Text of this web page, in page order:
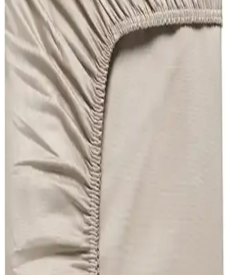
Şanlı markasına ait, 100×200 cm ölçülü Kakao Kahverengi penye
lastikli çarşaf yatağı tamamen sarar ve kaymayı engeller. Nefes
alabilir kumaş, dayanıklı dikişler ve konforlu yüzey; bakım: 30°C
yıkama, düşük ısılarda ütü, kurutma makinesinde kurutma.
Tulip vs Valezium Tek Kişilik Nevresim Takımları:
Konfor ve Dayanıklılık
Bu karşılaştırma, My Story Mystory Tulip ile Valezium desenli tek
kişilik nevresim takımları arasındaki farkları boyutlar, lastikli çarşaf
yapısı, kumaş dokusu ve bakım talimatları üzerinden inceler; konfor
ve dayanıklılık odaklı sonuçlar sunar.
Şanlı Battal Boy Penye Lastikli Çarşaf 180×200 cm
Kahverengi – Tek Parça Kaplama
Şanlı Battal Boy Penye Lastikli Çarşaf, 180×200 cm, kahverengi
tonunda tek parça kaplama sağlar. Esnek kenarları yatağı sarar, nefes
alabilir penye dokusu konfor sunar. Uygun bakım ile uzun süre
dayanıklılık ve düzenli görünüm sağlar.
Ely Parker Lastikli Çarşaf Takımı: Dayanıklı ve
Estetik Yatak Çarşafı Seçenekleri
Yüksek kaliteli pamuk-polyester karışımı Ely Parker lastikli çarşaf
takımı, çeşitli ölçü ve renk seçenekleriyle yataklarınızı tam sarar,
dayanıklılığı ve şıklığıyla uzun ömürlü kullanım sağlar.